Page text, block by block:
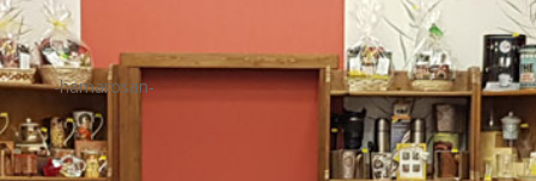
-hamarosan-